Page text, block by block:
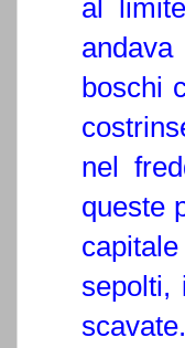
al
boschi
nel
queste
sepolti,
scavate.